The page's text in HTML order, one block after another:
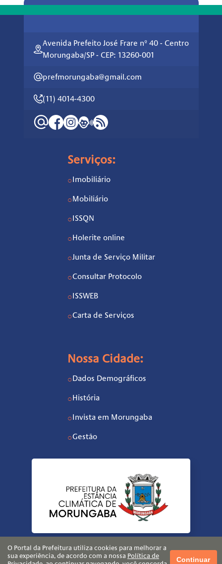
Avenida Prefeito José Frare nº 40 - Centro
Morungaba/SP - CEP: 13260-001
prefmorungaba@gmail.com
(11) 4014-4300
Serviços:
○ Imobiliário
○Mobiliário
○ ISSQN
○ Holerite online
○Junta de Serviço Militar
○Consultar Protocolo
○ ISSWEB
○Carta de Serviços
Nossa Cidade:
○ Dados Demográficos
○ História
○ Invista em Morungaba
○Gestão
O Portal da Prefeitura utiliza cookies para melhorar a
sua experiência, de acordo com a nossa Política de
Continuar